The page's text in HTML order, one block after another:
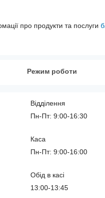
про продукти та послуги
Режим роботи
Відділення
Пн-Пт: 9:00-16:30
Каса
Пн-Пт: 9:00-16:00
Обід в касі
13:00-13:45